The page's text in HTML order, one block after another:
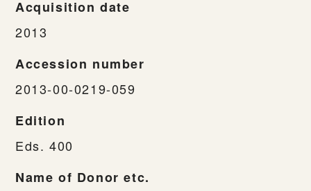
Acquisition date
2013
Accession number
2013-00-0219-059
Edition
Eds. 400
Name of Donor etc.